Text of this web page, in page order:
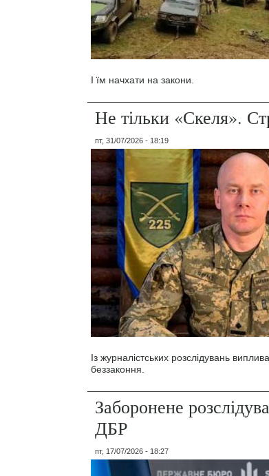
І їм начхати на закони.
Не тільки «Скеля».
пт, 31/07/2026 - 18:19
Із журналістських розслідувань
беззаконня.
Заборонене
ДБР
пт, 17/07/2026 - 18:27